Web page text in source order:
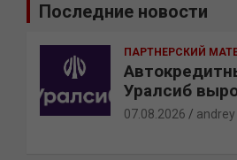
Последние новости
ПАРТНЕРСКИЙ
Уралсиб
07.08.2026 andrey